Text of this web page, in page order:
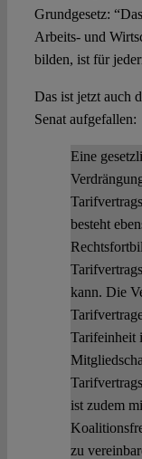
Grundgesetz:
Arbeits- und
bilden, ist für
Das ist jetzt auch
Senat aufgefallen:
Eine
besteht
kann. Die
Tarifeinheit
ist zudem
zu